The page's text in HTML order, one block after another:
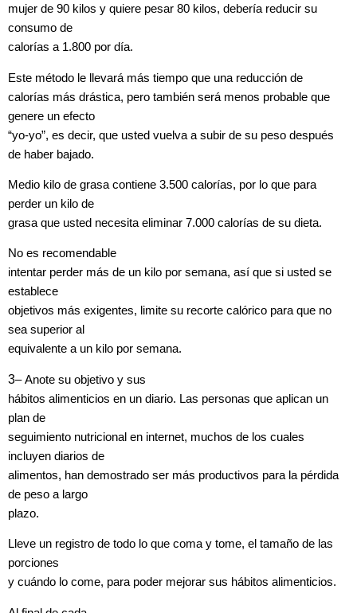
mujer de 90 kilos y quiere pesar 80 kilos, debería reducir su
consumo de
calorías a 1.800 por día.
Este método le llevará más tiempo que una reducción de
calorías más drástica, pero también será menos probable que
genere un efecto
“yo-yo”, es decir, que usted vuelva a subir de su peso después
de haber bajado.
Medio kilo de grasa contiene 3.500 calorías, por lo que para
perder un kilo de
grasa que usted necesita eliminar 7.000 calorías de su dieta.
No es recomendable
intentar perder más de un kilo por semana, así que si usted se
establece
objetivos más exigentes, limite su recorte calórico para que no
sea superior al
equivalente a un kilo por semana.
3–Anote su objetivo y sus
hábitos alimenticios en un diario. Las personas que aplican un
plan de
seguimiento nutricional en internet, muchos de los cuales
incluyen diarios de
alimentos, han demostrado ser más productivos para la pérdida
de peso a largo
plazo.
Lleve un registro de todo lo que coma y tome, el tamaño de las
porciones
y cuándo lo come, para poder mejorar sus hábitos alimenticios.